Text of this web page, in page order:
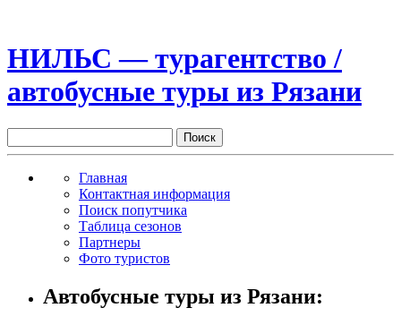
НИЛЬС — турагентство /
автобусные туры из Рязани
Главная
Контактная информация
Поиск попутчика
Таблица сезонов
Партнеры
Фото туристов
Автобусные туры из Рязани: